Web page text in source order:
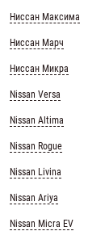
Ниссан Максима
Ниссан Марч
Ниссан Микра
Nissan Versa
Nissan Altima
Nissan Rogue
Nissan Livina
Nissan Ariya
Nissan Micra EV